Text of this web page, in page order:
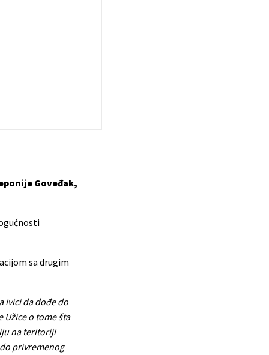
Goveđak,
sa drugim
ivici da dođe do
o tome šta
na teritoriji
privremenog